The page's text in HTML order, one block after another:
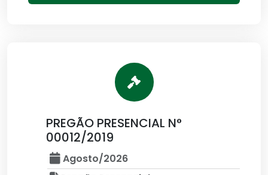
PREGÃO PRESENCIAL N°
00012/2019
Agosto/2026